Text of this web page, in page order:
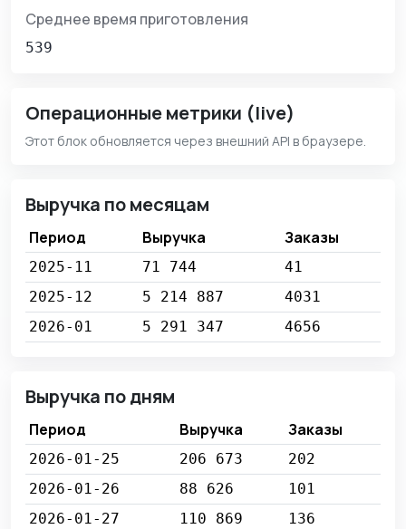
Среднее время приготовления
539
Операционные метрики (live)
Этот блок обновляется через внешний API в браузере.
Выручка по месяцам
Период Выручка Заказы
2025-11 71 744
41
2025-12
5 214 887
4031
2026-01
5 291 347 4656
Выручка по дням
Период Выручка Заказы
2026-01-25 206 673
202
2026-01-26
88 626
101
2026-01-27
110 869
136